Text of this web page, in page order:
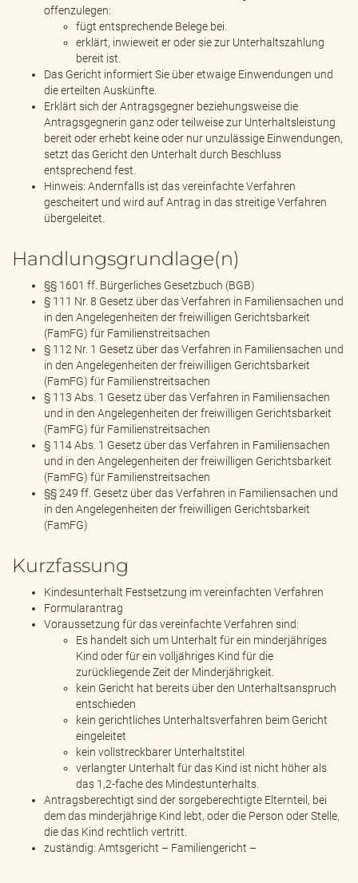
offenzulegen:
fügt entsprechende Belege bei.
erklärt, inwieweit er oder sie zur Unterhaltszahlung
bereit ist.
Das Gericht informiert Sie über etwaige Einwendungen und
die erteilten Auskünfte.
Erklärt sich der Antragsgegner beziehungsweise die
Antragsgegnerin ganz oder teilweise zur Unterhaltsleistung
bereit oder erhebt keine oder nur unzulässige Einwendungen,
setzt das Gericht den Unterhalt durch Beschluss
entsprechend fest.
Hinweis: Andernfalls ist das vereinfachte Verfahren
gescheitert und wird auf Antrag in das streitige Verfahren
übergeleitet.
Handlungsgrundlage(n)
§§ 1601 ff. Bürgerliches Gesetzbuch (BGB)
§ 111 Nr. 8 Gesetz über das Verfahren in Familiensachen und
in den Angelegenheiten der freiwilligen Gerichtsbarkeit
(FamFG) für Familienstreitsachen
§ 112 Nr. 1 Gesetz über das Verfahren in Familiensachen und
in den Angelegenheiten der freiwilligen Gerichtsbarkeit
(FamFG) für Familienstreitsachen
§ 113 Abs. 1 Gesetz über das Verfahren in Familiensachen
und in den Angelegenheiten der freiwilligen Gerichtsbarkeit
(FamFG) für Familienstreitsachen
§ 114 Abs. 1 Gesetz über das Verfahren in Familiensachen
und in den Angelegenheiten der freiwilligen Gerichtsbarkeit
(FamFG) für Familienstreitsachen
§§ 249 ff. Gesetz über das Verfahren in Familiensachen und
in den Angelegenheiten der freiwilligen Gerichtsbarkeit
(FamFG)
Kurzfassung
Kindesunterhalt Festsetzung im vereinfachten Verfahren
Formularantrag
Voraussetzung für das vereinfachte Verfahren sind:
Es handelt sich um Unterhalt für ein minderjähriges
Kind oder für ein volljähriges Kind für die
zurückliegende Zeit der Minderjährigkeit.
kein Gericht hat bereits über den Unterhaltsanspruch
entschieden
kein gerichtliches Unterhaltsverfahren beim Gericht
eingeleitet
kein vollstreckbarer Unterhaltstitel
verlangter Unterhalt für das Kind ist nicht höher als
das 1,2-fache des Mindestunterhalts.
Antragsberechtigt sind der sorgeberechtigte Elternteil, bei
dem das minderjährige Kind lebt, oder die Person oder Stelle,
die das Kind rechtlich vertritt.
zuständig: Amtsgericht – Familiengericht –